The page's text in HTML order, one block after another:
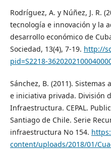
Rodríguez, A. y Núñez, J. R.
tecnología e innovación y la
desarrollo económico de
Sociedad, 13(4), 7-19. http://
pid=S2218-
Sánchez, B. (2011).
e iniciativa privada. División
Infraestructura. CEPAL.
Santiago de Chile. Serie
infraestructura No 154.
content/uploads/2018/01/